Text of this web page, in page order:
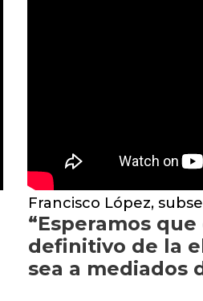
Francisco López,
“Esperamos
definitivo de la
sea a mediados